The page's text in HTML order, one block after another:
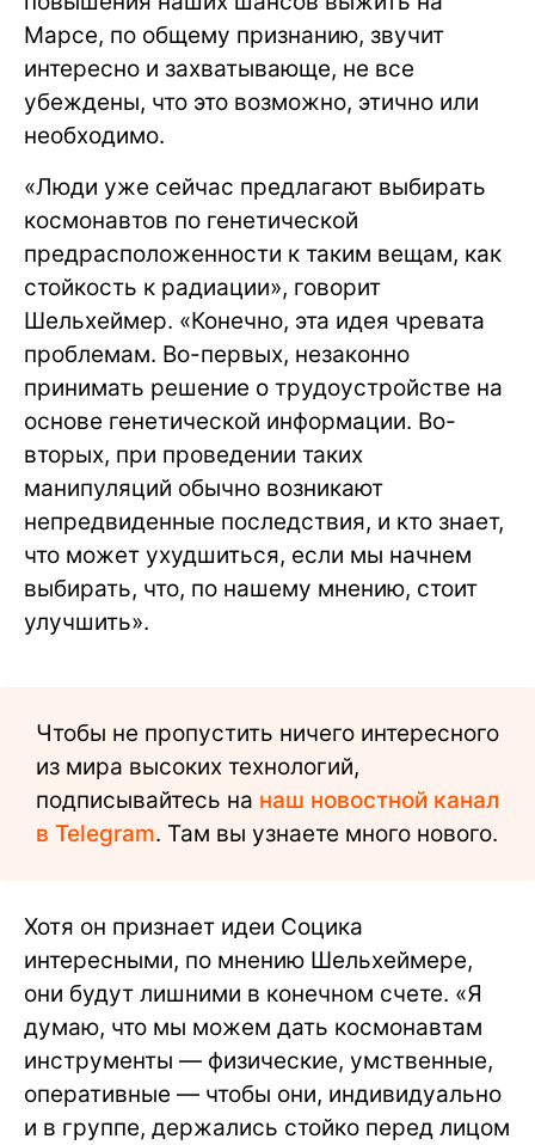
Марсе, по общему признанию, звучит
интересно и захватывающе, не все
убеждены, что это возможно, этично или
необходимо.
«Люди уже сейчас предлагают выбирать
космонавтов по генетической
предрасположенности к таким вещам, как
стойкость к радиации», говорит
Шельхеймер. «Конечно, эта идея чревата
проблемам. Во-первых, незаконно
принимать решение о трудоустройстве на
основе генетической информации. Во-
вторых, при проведении таких
манипуляций обычно возникают
непредвиденные последствия, и кто знает,
что может ухудшиться, если мы начнем
выбирать, что, по нашему мнению, стоит
улучшить».
Чтобы не пропустить ничего интересного
из мира высоких технологий,
подписывайтесь на наш новостной канал
в Telegram. Там вы узнаете много нового.
Хотя он признает идеи Социка
интересными, по мнению Шельхеймере,
они будут лишними в конечном счете. «Я
думаю, что мы можем дать космонавтам
инструменты — физические, умственные,
оперативные — чтобы они, индивидуально
и в группе, держались стойко перед лицом